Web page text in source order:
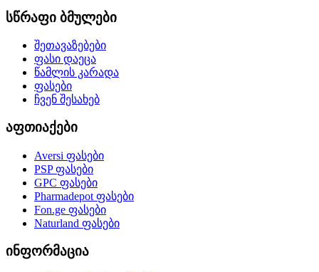
სწრაფი ბმულები
შეთავაზებები
ფასი დაეცა
წამლის კარადა
ფასები
ჩვენ შესახებ
აფთიაქები
Aversi ფასები
PSPფასები
GPC ფასები
Pharmadepot ფასები
Fon.ge ფასები
Naturland ფასები
ინფორმაცია